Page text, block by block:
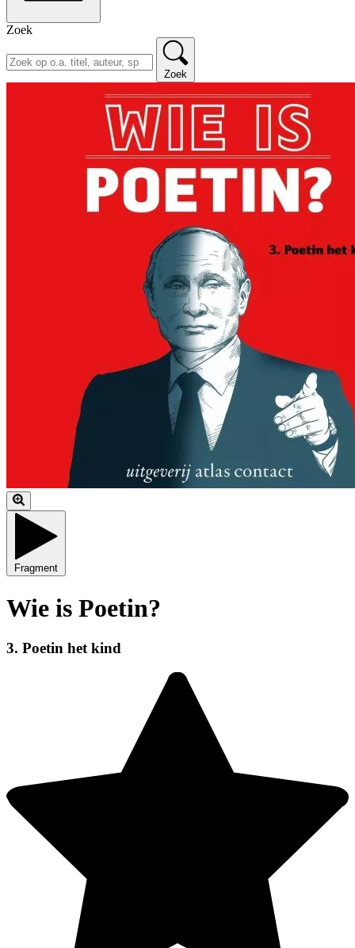
Zoek
Zoek
Fragment
Wie is Poetin?
3. Poetin het kind